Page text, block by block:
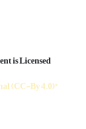
is Licensed
"Creative commons Attribution 4.0 International (CC-By 4.0)"